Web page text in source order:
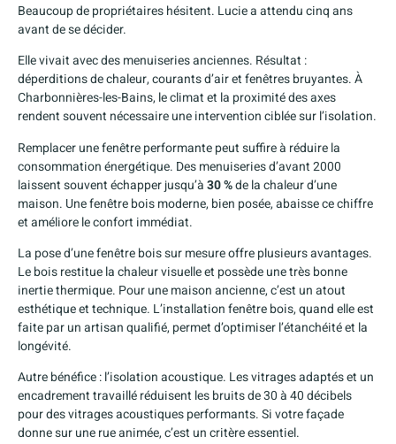
Beaucoup de propriétaires hésitent. Lucie a attendu cinq ans
avant de se décider.
Elle vivait avec des menuiseries anciennes. Résultat :
déperditions de chaleur, courants d’air et fenêtres bruyantes. À
Charbonnières-les-Bains, le climat et la proximité des axes
rendent souvent nécessaire une intervention ciblée sur l’isolation.
Remplacer une fenêtre performante peut suffire à réduire la
consommation énergétique. Des menuiseries d’avant 2000
laissent souvent échapper jusqu’à30 %de la chaleur d’une
maison. Une fenêtre bois moderne, bien posée, abaisse ce chiffre
et améliore le confort immédiat.
La pose d’une fenêtre bois sur mesure offre plusieurs avantages.
Le bois restitue la chaleur visuelle et possède une très bonne
inertie thermique. Pour une maison ancienne, c’est un atout
esthétique et technique. L’installation fenêtre bois, quand elle est
faite par un artisan qualifié, permet d’optimiser l’étanchéité et la
longévité.
Autre bénéfice : l’isolation acoustique. Les vitrages adaptés et un
encadrement travaillé réduisent les bruits de 30 à 40 décibels
pour des vitrages acoustiques performants. Si votre façade
donne sur une rue animée, c’est un critère essentiel.